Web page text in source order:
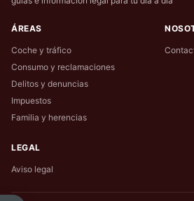
ÁREAS
Coche y tráfico
Consumo y reclamaciones
Delitos y denuncias
Impuestos
Familia y herencias
LEGAL
Aviso legal